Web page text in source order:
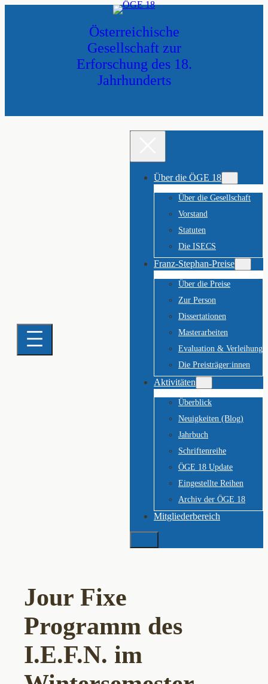
Österreichische
Gesellschaft zur
Erforschung des 18.
Jahrhunderts
Über die ÖGE 18
Über die Gesellschaft
Vorstand
Statuten
Die ISECS
Franz-Stephan-Preise
Über die Preise
Zur Person
Dissertationen
Masterarbeiten
Evaluation & Verleihung
Die Preisträger:innen
Aktivitäten
Überblick
Neuigkeiten (Blog)
Jahrbuch
Schriftenreihe
ÖGE 18 Update
Eingestellte Reihen
Archiv der ÖGE 18
Mitgliederbereich
Suchen
Jour Fixe
Programm des
I.E.F.N. im